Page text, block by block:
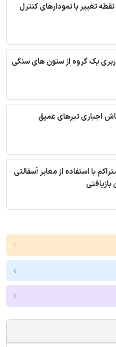
تغییر با نمودارهای کنترل
یک گروه از ستون های سنگی
اجباری تیرهای عمیق
با استفاده از معابر آسفالتی